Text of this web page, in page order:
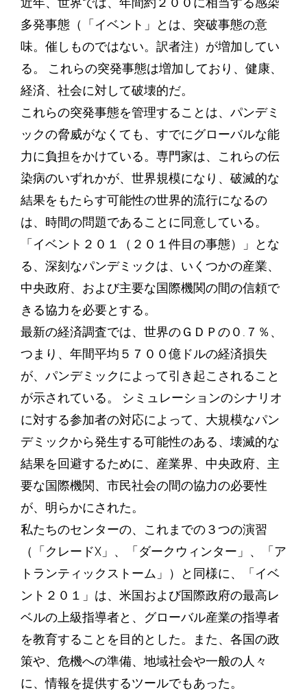
多発事態（「イベント」とは、突破事態の意
味。催しものではない。訳者注）が増加してい
る。 これらの突発事態は増加しており、健康、
経済、社会に対して破壊的だ。
これらの突発事態を管理することは、パンデミ
ックの脅威がなくても、すでにグローバルな能
力に負担をかけている。専門家は、これらの伝
染病のいずれかが、世界規模になり、破滅的な
結果をもたらす可能性の世界的流行になるの
は、時間の問題であることに同意している。
「イベント２０１（２０１件目の事態）」とな
る、深刻なパンデミックは、いくつかの産業、
中央政府、および主要な国際機関の間の信頼で
きる協力を必要とする。
最新の経済調査では、世界のＧＤＰの０.７％、
つまり、年間平均５７００億ドルの経済損失
が、パンデミックによって引き起こされること
が示されている。 シミュレーションのシナリオ
に対する参加者の対応によって、大規模なパン
デミックから発生する可能性のある、壊滅的な
結果を回避するために、産業界、中央政府、主
要な国際機関、市民社会の間の協力の必要性
が、明らかにされた。
私たちのセンターの、これまでの３つの演習
（「クレードX」、「ダークウィンター」、「ア
トランティックストーム」）と同様に、「イベ
ント２０１」は、米国および国際政府の最高レ
ベルの上級指導者と、グローバル産業の指導者
を教育することを目的とした。また、各国の政
策や、危機への準備、地域社会や一般の人々
に、情報を提供するツールでもあった。